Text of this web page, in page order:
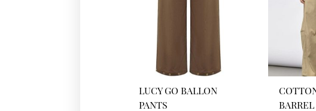
LUCY GO BALLON
PANTS